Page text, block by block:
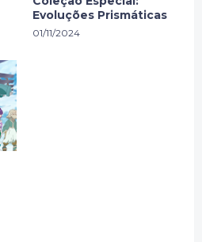
Evoluções Prismáticas
01/11/2024